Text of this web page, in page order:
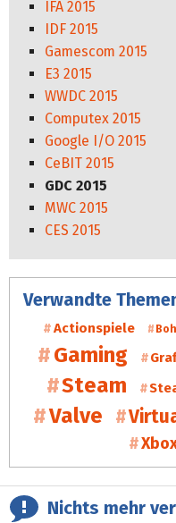
IFA 2015
IDF 2015
Gamescom 2015
E3 2015
WWDC 2015
Computex 2015
Google I/O 2015
CeBIT 2015
GDC 2015
MWC 2015
CES 2015
Verwandte
Actionspiele
Gaming
Steam
Valve
Nichts mehr